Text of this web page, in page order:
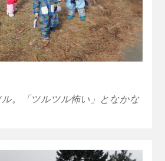
。「ツルツル怖い」となかな